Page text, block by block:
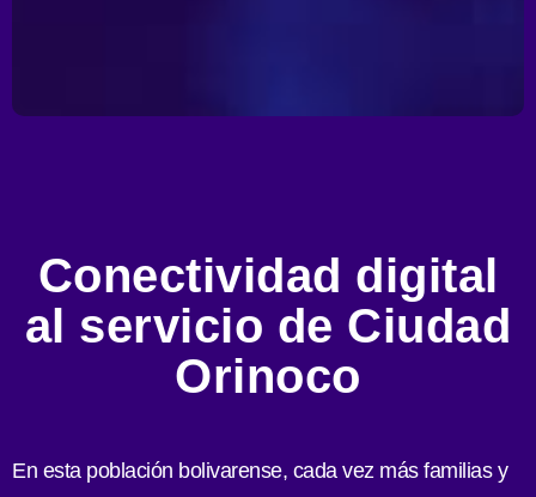
Conectividad digital
al servicio de Ciudad
Orinoco
En esta población bolivarense, cada vez más familias y